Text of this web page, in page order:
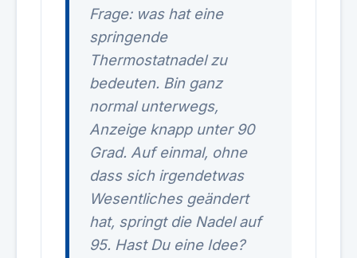
Frage: was hat eine
springende
Thermostatnadel zu
bedeuten. Bin ganz
normal unterwegs,
Anzeige knapp unter 90
Grad. Auf einmal, ohne
dass sich irgendetwas
Wesentliches geändert
hat, springt die Nadel auf
95. Hast Du eine Idee?